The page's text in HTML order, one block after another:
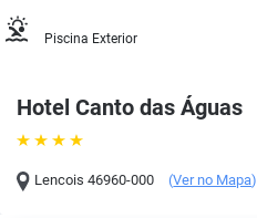
Hotel Canto das Águas
Lencois 46960-000 (Ver no Mapa)
Piscina Exterior